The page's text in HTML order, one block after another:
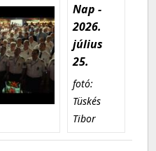
Nap -
2026.
július
25.
fotó:
Tüskés
Tibor